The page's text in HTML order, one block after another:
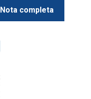
Nota completa